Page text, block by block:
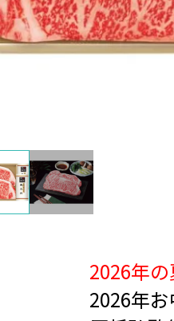
2026年
2026年